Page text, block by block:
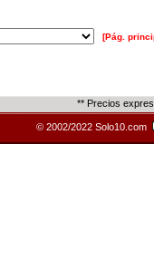
[Pág.
** Precios
© 2002/2022 Solo10.com